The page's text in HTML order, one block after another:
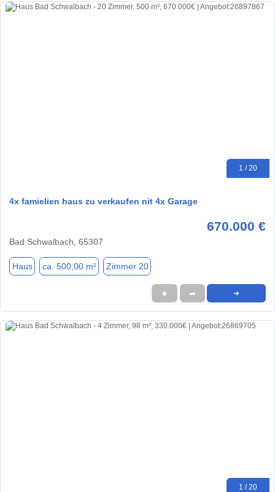
1 / 20
4x famielien haus zu verkaufen nit 4x Garage
670.000 €
Bad Schwalbach, 65307
Haus ca. 500,00 m² Zimmer 20
★ ➦ ➜
1 / 20